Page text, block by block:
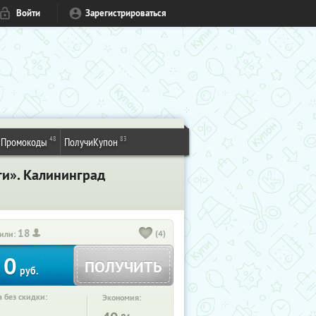
Войти Зарегистрироваться
Промокоды 48 ПолучиКупон 83
Калининград
18 (4)
0 руб. ПОЛУЧИТЬ
без скидки: Экономия: